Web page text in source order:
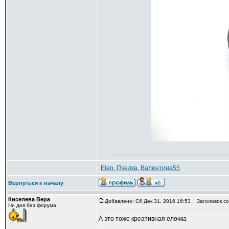
Elen, Пчелка, Валентина55
Вернуться к началу
Киселева Вера
Ни дня без форума
Добавлено: Сб Дек 31, 2016 16:53 Заголовок
А это тоже креативная елочка